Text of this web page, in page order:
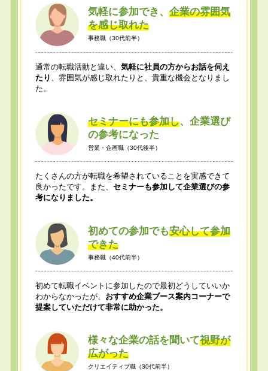
気軽に参加でき、 企業の雰囲気
を感じ取れた
事務職（30代前半）
通常の転職活動と違い、気軽に社員の方からお話を伺え
たり
、雰囲気が感じ取れたりと、貴重な機会となりまし
た。
セミナーにも参加し、企業選び
の参考になった
営業・企画職（30代後半）
たくさんの方が転職を希望されていることを実感できて
良かったです。また、セミナーも参加して企業選びの参
考になりました。
初めての参加でも安心して参加
できた
事務職（40代前半）
初めて転職イベントに参加したので最初どうしていいか
わからなかったが、 おすすめ企業ブース案内コーナーで
提案していただけて非常に助かった。
様々な企業の話を聞いて視野が
広がった
クリエイティブ職（30代前半）